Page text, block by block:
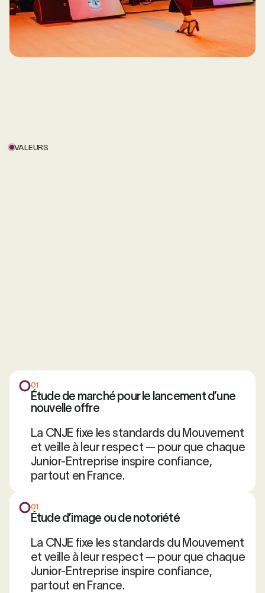
VALEURS
01
Étude de marché pour le lancement d’une
nouvelle offre
La CNJE fixe les standards du Mouvement
et veille à leur respect — pour que chaque
Junior-Entreprise inspire confiance,
partout en France.
01
Étude d’image ou de notoriété
La CNJE fixe les standards du Mouvement
et veille à leur respect — pour que chaque
Junior-Entreprise inspire confiance,
partout en France.